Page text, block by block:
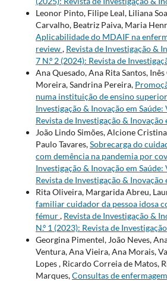
Leonor Pinto, Filipe Leal, Liliana
Carvalho, Beatriz Paiva, Maria
Aplicabilidade do MDAIF na
review, Revista de Investigação &
7 N.º 2 (2024): Revista de
Ana Quesado, Ana Rita Santos,
Moreira, Sandrina Pereira,
numa instituição de ensino superior
Investigação & Inovação em Saúde:
Revista de Investigação & Inovação
João Lindo Simões, Alcione
Paulo Tavares,Sobrecarga do
com demência na pandemia por
Investigação & Inovação em Saúde:
Revista de Investigação & Inovação
Rita Oliveira, Margarida Abreu,
familiar cuidador da pessoa idosa
fémur, Revista de Investigação &
N.º 1 (2023): Revista de
Georgina Pimentel, João Neves,
Ventura, Ana Vieira, Ana Morais,
Lopes , Ricardo Correia de Matos,
Marques,Consultas de